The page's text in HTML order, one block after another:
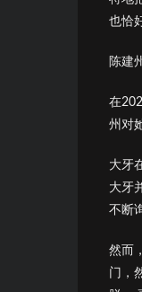
也恰
陈建
在
州对
大牙
大牙
不断
然而
门，